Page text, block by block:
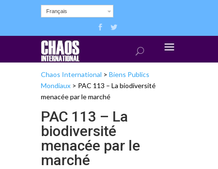
Français
Chaos International > Biens Publics
Mondiaux > PAC 113 – La biodiversité
menacée par le marché
PAC 113 – La
biodiversité
menacée par le
marché